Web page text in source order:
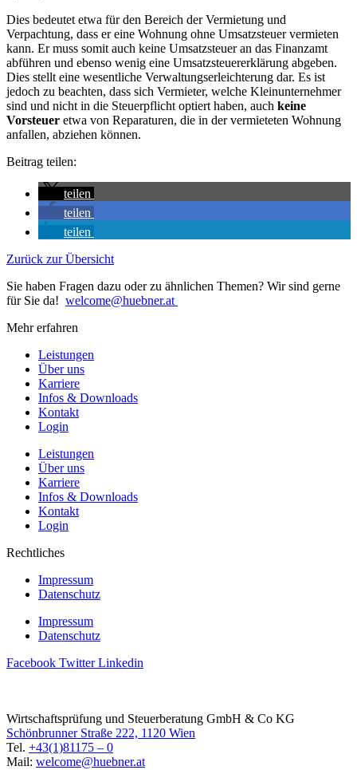
Dies bedeutet etwa für den Bereich der Vermietung und
Verpachtung, dass er eine Wohnung ohne Umsatzsteuer vermieten
kann. Er muss somit auch keine Umsatzsteuer an das Finanzamt
abführen und ebenso wenig eine Umsatzsteuererklärung abgeben.
Dies stellt eine wesentliche Verwaltungserleichterung dar. Es ist
jedoch zu beachten, dass sich Vermieter, welche Kleinunternehmer
sind und nicht in die Steuerpflicht optiert haben, auch keine
Vorsteuer etwa von Reparaturen, die in der vermieteten Wohnung
anfallen, abziehen können.
Beitrag teilen:
teilen
teilen
teilen
Zurück zur Übersicht
Sie haben Fragen dazu oder zu ähnlichen Themen? Wir sind gerne
für Sie da! welcome@huebner.at
Mehr erfahren
Leistungen
Über uns
Karriere
Infos & Downloads
Kontakt
Login
Leistungen
Über uns
Karriere
Infos & Downloads
Kontakt
Login
Rechtliches
Impressum
Datenschutz
Impressum
Datenschutz
Facebook Twitter Linkedin
Wirtschaftsprüfung und Steuerberatung GmbH & Co KG
Schönbrunner Straße 222, 1120 Wien
Tel. +43(1)81175 – 0
Mail: welcome@huebner.at